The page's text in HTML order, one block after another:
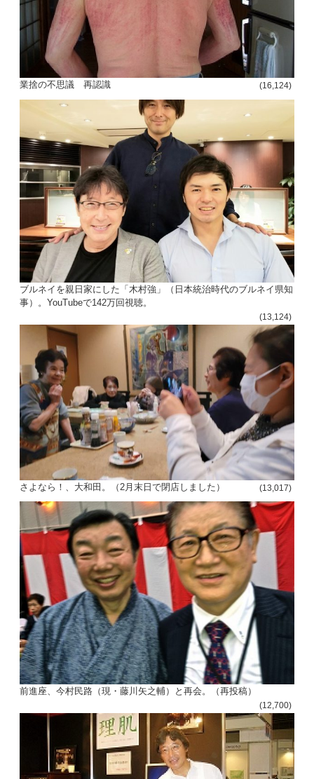
業捨の不思議 再認識 (16,124)
ブルネイを親日家にした「木村強」（日本統治時代のブルネイ県知
事）。YouTubeで142万回視聴。
(13,124)
さよなら！、大和田。（2月末日で閉店しました） (13,017)
前進座、今村民路（現・藤川矢之輔）と再会。（再投稿）
(12,700)